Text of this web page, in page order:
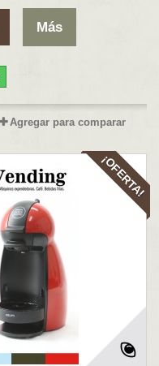
Más
Agregar para comparar
¡OFERTA!